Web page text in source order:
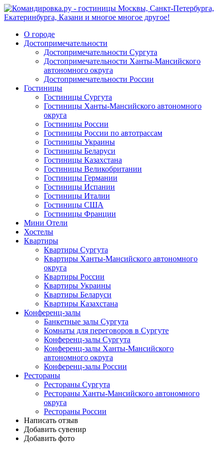
О городе
Достопримечательности
Достопримечательности Сургута
Достопримечательности Ханты-Мансийского
автономного округа
Достопримечательности России
Гостиницы
Гостиницы Сургута
Гостиницы Ханты-Мансийского автономного
округа
Гостиницы России
Гостиницы России по автотрассам
Гостиницы Украины
Гостиницы Беларуси
Гостиницы Казахстана
Гостиницы Великобритании
Гостиницы Германии
Гостиницы Испании
Гостиницы Италии
Гостиницы США
Гостиницы Франции
Мини Отели
Хостелы
Квартиры
Квартиры Сургута
Квартиры Ханты-Мансийского автономного
округа
Квартиры России
Квартиры Украины
Квартиры Беларуси
Квартиры Казахстана
Конференц-залы
Банкетные залы Сургута
Комнаты для переговоров в Сургуте
Конференц-залы Сургута
Конференц-залы Ханты-Мансийского
автономного округа
Конференц-залы России
Рестораны
Рестораны Сургута
Рестораны Ханты-Мансийского автономного
округа
Рестораны России
Написать отзыв
Добавить сувенир
Добавить фото